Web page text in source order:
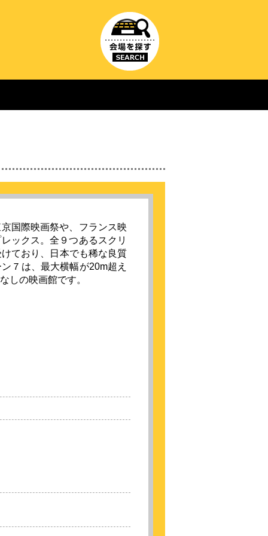
国際映画祭や、フランス映
ックス。全９つあるスクリ
ており、日本でも稀な良質
７は、最大横幅が20m超え
しの映画館です。